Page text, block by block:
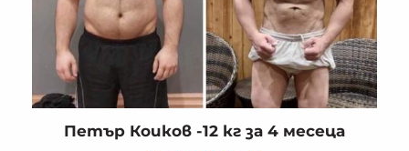
Петър Коиков -12 кг за 4 месеца